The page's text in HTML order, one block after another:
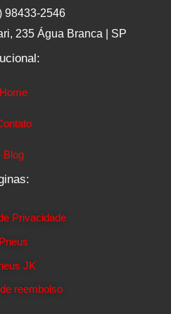
98433-2546
235 Água Branca | SP
Home
Blog
Privacidade
Pneus
JK
reembolso